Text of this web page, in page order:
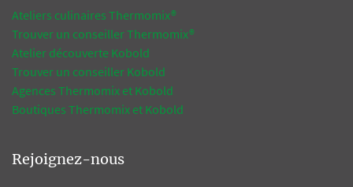
Ateliers culinaires Thermomix®
Trouver un conseiller Thermomix®
Atelier découverte Kobold
Trouver un conseiller Kobold
Agences Thermomix et Kobold
Boutiques Thermomix et Kobold
Rejoignez-nous